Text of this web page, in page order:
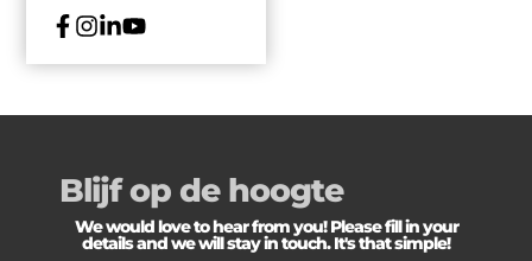
Blijf op de hoogte
We would love to hear from you! Please fill in your
details and we will stay in touch. It's that simple!